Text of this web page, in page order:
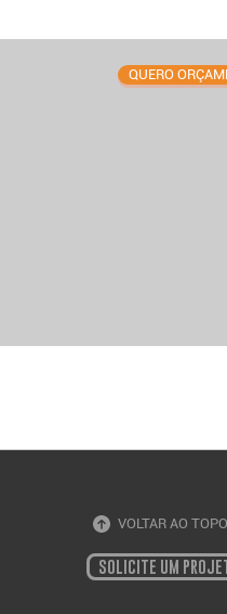
QUERO
VOLTAR AO TOPO
SOLICITE UM